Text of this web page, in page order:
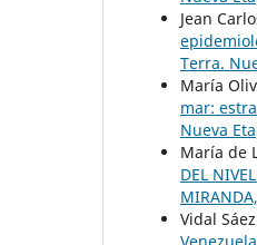
Jean
Terra.
María
mar:
Nueva
María de
DEL
Vidal